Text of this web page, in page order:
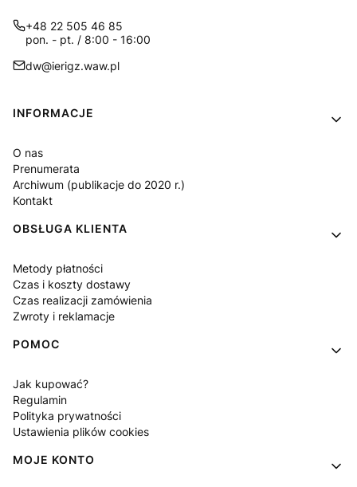
+48 22 505 46 85
pon. - pt. / 8:00 - 16:00
dw@ierigz.waw.pl
Linki w stopce
INFORMACJE
O nas
Prenumerata
Archiwum (publikacje do 2020 r.)
Kontakt
OBSŁUGA KLIENTA
Metody płatności
Czas i koszty dostawy
Czas realizacji zamówienia
Zwroty i reklamacje
POMOC
Jak kupować?
Regulamin
Polityka prywatności
Ustawienia plików cookies
MOJE KONTO